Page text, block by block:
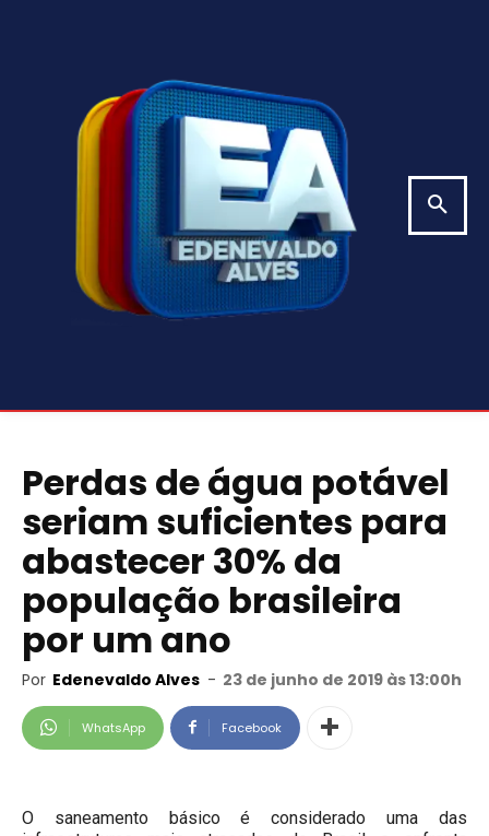
Perdas de água potável
seriam suficientes para
abastecer 30% da
população brasileira
por um ano
Por Edenevaldo Alves - 23 de junho de 2019 às 13:00h
WhatsApp Facebook
O saneamento básico é considerado uma das